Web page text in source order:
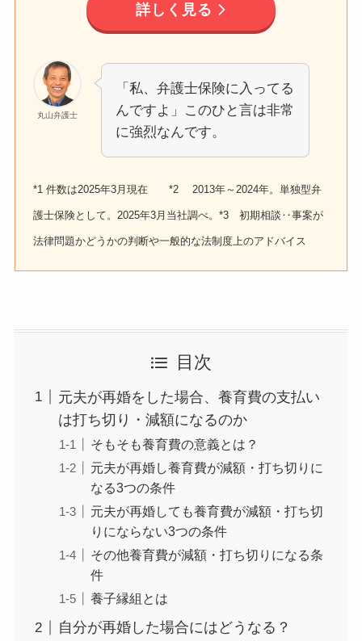
詳しく見る
丸山弁護士
「私、弁護士保険に入ってる
んですよ」このひと言は非常
に強烈なんです。
*1 件数は2025年3月現在 *2 2013年～2024年。単独型弁
護士保険として。2025年3月当社調べ。*3 初期相談‥事案が
法律問題かどうかの判断や一般的な法制度上のアドバイス
目次
元夫が再婚をした場合、養育費の支払い
は打ち切り・減額になるのか
そもそも養育費の意義とは？
元夫が再婚し養育費が減額・打ち切りに
なる3つの条件
元夫が再婚しても養育費が減額・打ち切
りにならない3つの条件
その他養育費が減額・打ち切りになる条
件
養子縁組とは
自分が再婚した場合にはどうなる？